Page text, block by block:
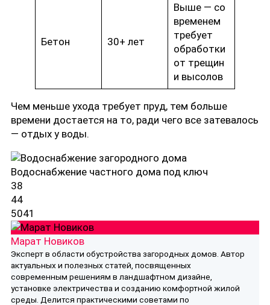
Бетон 30+ лет
Выше — со
временем
требует
обработки
от трещин
и высолов
Чем меньше ухода требует пруд, тем больше
времени достается на то, ради чего все затевалось
— отдых у воды.
Водоснабжение частного дома под ключ
38
44
5041
Марат Новиков
Эксперт в области обустройства загородных домов. Автор
актуальных и полезных статей, посвященных
современным решениям в ландшафтном дизайне,
установке электричества и созданию комфортной жилой
среды. Делится практическими советами по